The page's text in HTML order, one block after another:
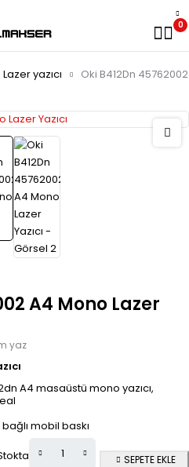
0
Lazer yazıcı
Oki B412Dn 45762002
A4 Mono Lazer
yaz
A4 masaüstü mono yazıcı,
mobil baskı
SEPETE EKLE